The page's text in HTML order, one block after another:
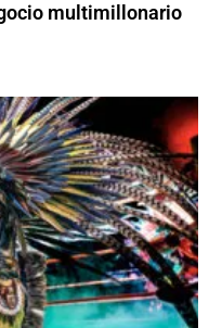
multimillonario